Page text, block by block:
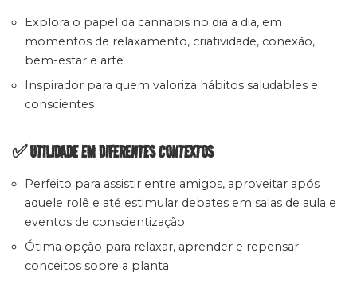
Explora o papel da cannabis no dia a dia, em
momentos de relaxamento, criatividade, conexão,
bem-estar e arte
Inspirador para quem valoriza hábitos saludables e
conscientes
✅ UTILIDADE EM DIFERENTES CONTEXTOS
Perfeito para assistir entre amigos, aproveitar após
aquele rolê e até estimular debates em salas de aula e
eventos de conscientização
Ótima opção para relaxar, aprender e repensar
conceitos sobre a planta